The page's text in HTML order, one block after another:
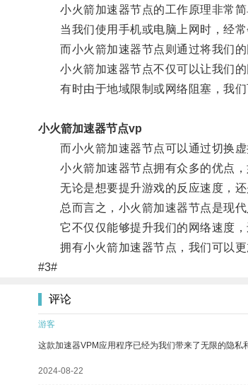
小火箭加速器节点的工作原理非常简
当我们使用手机或电脑上网时，经常
而小火箭加速器节点则通过将我们的
小火箭加速器节点不仅可以让我们的
有时由于地域限制或网络阻塞，我们
小火箭加速器节点vp
而小火箭加速器节点可以通过切换虚
小火箭加速器节点拥有众多的优点，
无论是想要提升游戏的反应速度，还
总而言之，小火箭加速器节点是现代
它不仅仅能够提升我们的网络速度，
拥有小火箭加速器节点，我们可以更
#3#
评论
游客
这款加速器VPM应用程序已经为我们带来了无限的隐私
2024-08-22